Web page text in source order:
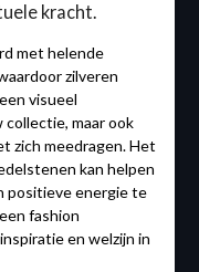
kracht.
met helende
zilveren
visueel
maar ook
zich meedragen. Het
kan helpen
positieve energie te
fashion
en welzijn in